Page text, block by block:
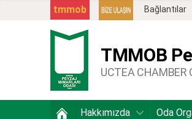
Bağlantılar
tmmob
TMMOB
UCTEA CHAMBER
Hakkımızda Oda